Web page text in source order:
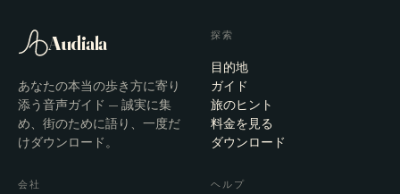
Audiala
あなたの本当の歩き方に寄り
添う音声ガイド — 誠実に集
め、街のために語り、一度だ
けダウンロード。
探索
目的地
ガイド
旅のヒント
料金を見る
ダウンロード
会社 ヘルプ